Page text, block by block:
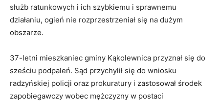
służb ratunkowych i ich szybkiemu i sprawnemu
działaniu, ogień nie rozprzestrzeniał się na dużym
obszarze.
37-letni mieszkaniec gminy Kąkolewnica przyznał się do
sześciu podpaleń. Sąd przychylił się do wniosku
radzyńskiej policji oraz prokuratury i zastosował środek
zapobiegawczy wobec mężczyzny w postaci